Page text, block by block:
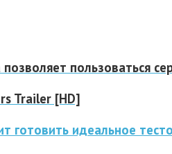
пользоваться
Trailer [HD]
готовить идеальное